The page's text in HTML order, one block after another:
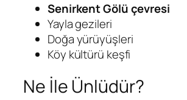
Senirkent Gölü çevresi
Yayla gezileri
Doğa yürüyüşleri
Köy kültürü keşfi
Ne İle Ünlüdür?